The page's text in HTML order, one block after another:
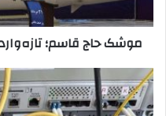
رمضان
موشک حاج قاسم؛
کدهای
زیرساخت‌های
ارتباط